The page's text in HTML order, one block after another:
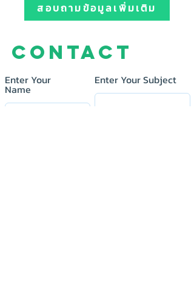
สอบถามข้อมูลเพิ่มเติม
Contact
Enter Your
Name
Enter Your Subject